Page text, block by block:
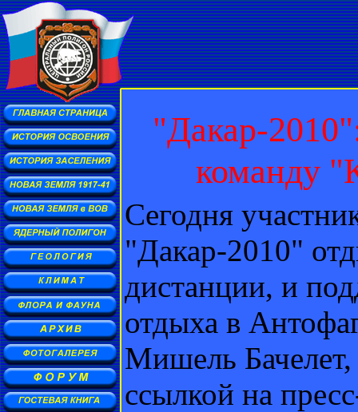
"Дакар-
команду
Сегодня
"Дакар-2010"
дистанции, и
отдыха в
Мишель
ссылкой на